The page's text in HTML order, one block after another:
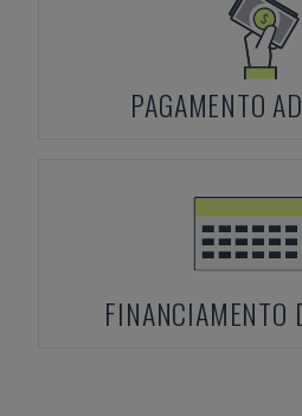
PAGAMENTO
FINANCIAMENTO